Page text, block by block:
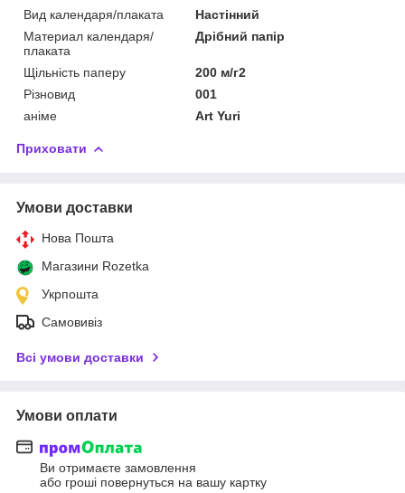
Вид календаря/плаката
Настінний
Материал календаря/
плаката
Дрібний папір
Щільність паперу
200 м/г2
Різновид
001
аніме
Art Yuri
Приховати
Умови доставки
Нова Пошта
Магазини Rozetka
Укрпошта
Самовивіз
Всі умови доставки
Умови оплати
Ви отримаєте замовлення
або гроші повернуться на вашу картку